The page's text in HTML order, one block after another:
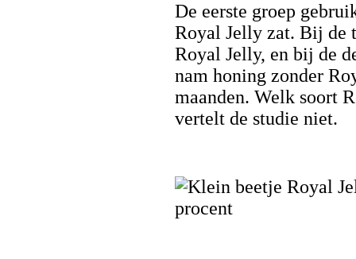
De eerste groep
Royal Jelly zat. Bij de
Royal Jelly, en bij de
nam honing zonder
maanden. Welk soort
vertelt de studie niet.